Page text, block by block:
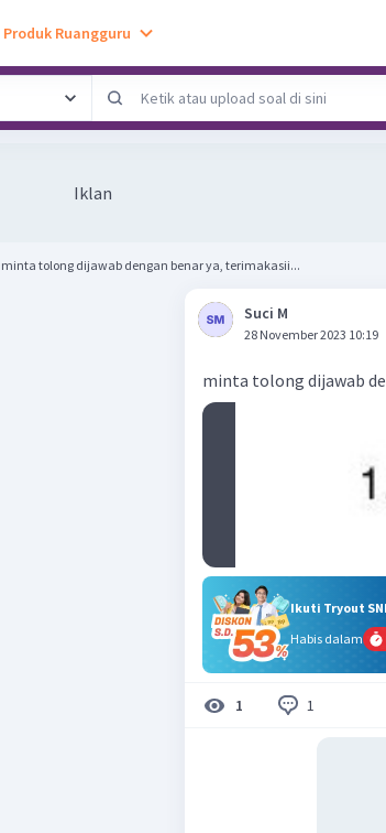
Produk Ruangguru
Iklan
minta tolong dijawab dengan benar ya, terimakasii...
Suci M
28 November 2023 10:19
minta tolong dijawab
Ikuti Tryout
Habis dalam
1 1